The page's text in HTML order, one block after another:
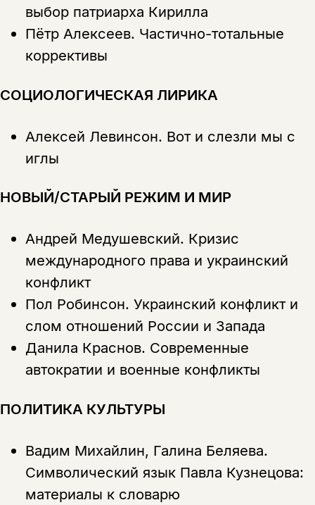
выбор патриарха Кирилла
Пётр Алексеев. Частично-тотальные
коррективы
СОЦИОЛОГИЧЕСКАЯ ЛИРИКА
Алексей Левинсон. Вот и слезли мы с
иглы
НОВЫЙ/СТАРЫЙ РЕЖИМ И МИР
Андрей Медушевский. Кризис
международного права и украинский
конфликт
Пол Робинсон. Украинский конфликт и
слом отношений России и Запада
Данила Краснов. Современные
автократии и военные конфликты
ПОЛИТИКА КУЛЬТУРЫ
Вадим Михайлин, Галина Беляева.
Символический язык Павла Кузнецова:
материалы к словарю
Поделиться
Копировать
ссылку
ВконтактеТелеграм Дзен
Подписка на рассылку
о книгах и событиях «НЛО».
скидку 15%
подписаться
Этой книги временно
нет в продаже.
уведомления, и при поступлении книги
подписаться
Эта книга
не предназначена для
Скажите, пожалуйста,
да